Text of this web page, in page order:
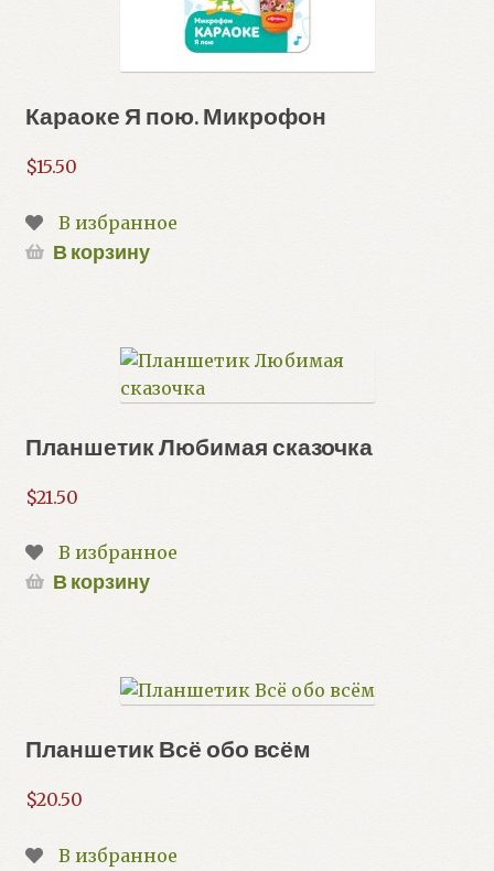
Караоке Я пою. Микрофон
$15.50
В избранное
В корзину
Планшетик Любимая сказочка
$21.50
В избранное
В корзину
Планшетик Всё обо всём
$20.50
В избранное